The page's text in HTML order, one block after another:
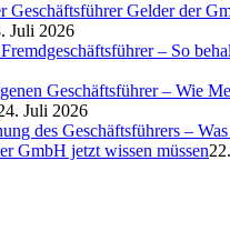
Geschäftsführer Gelder der
Juli 2026
Juli 2026
GmbH jetzt wissen müssen